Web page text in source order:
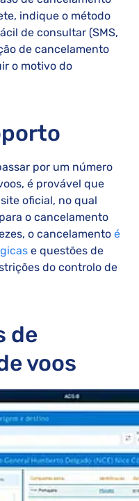
indique o método
de consultar (SMS,
de cancelamento
o motivo do
por um número
é provável que
oficial, no qual
o cancelamento
o cancelamento é
e questões de
do controlo de
de
voos